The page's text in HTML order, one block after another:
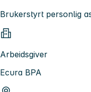
Brukerstyrt personlig
Arbeidsgiver
Ecura BPA